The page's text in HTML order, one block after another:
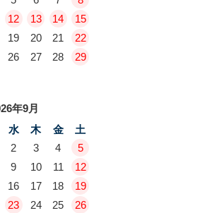
12 13 14
15
19 20 21
22
26 27 28
29
年9月
水 木 金
土
2 3 4
5
9 10 11
12
16 17 18
19
23 24 25
26